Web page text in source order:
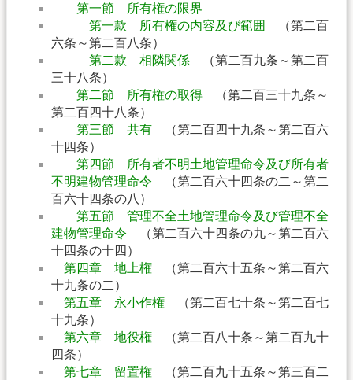
第一節 所有権の限界
第一款 所有権の内容及び範囲
（第二百
六条～第二百八条）
第二款 相隣関係 （第二百九条～第二百
三十八条）
第二節 所有権の取得 （第二百三十九条～
第二百四十八条）
第三節 共有 （第二百四十九条～第二百六
十四条）
第四節 所有者不明土地管理命令及び所有者
不明建物管理命令 （第二百六十四条の二～第二
百六十四条の八）
第五節 管理不全土地管理命令及び管理不全
建物管理命令 （第二百六十四条の九～第二百六
十四条の十四）
第四章 地上権 （第二百六十五条～第二百六
十九条の二）
第五章 永小作権 （第二百七十条～第二百七
十九条）
第六章 地役権 （第二百八十条～第二百九十
四条）
第七章 留置権 （第二百九十五条～第三百二